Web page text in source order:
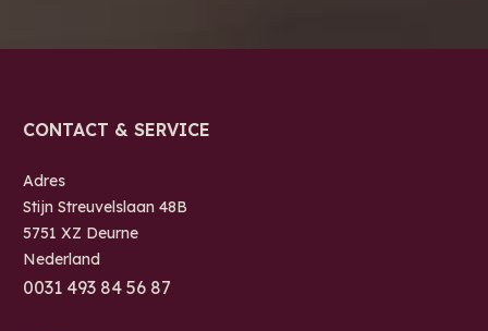
CONTACT & SERVICE
Adres
Stijn Streuvelslaan 48B
5751 XZ Deurne
Nederland
0031 493 84 56 87